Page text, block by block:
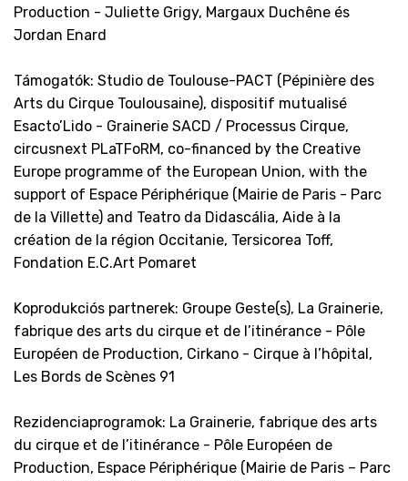
Production - Juliette Grigy, Margaux Duchêne és
Jordan Enard
Támogatók: Studio de Toulouse-PACT (Pépinière des
Arts du Cirque Toulousaine), dispositif mutualisé
Esacto’Lido - Grainerie SACD / Processus Cirque,
circusnext PLaTFoRM, co-financed by the Creative
Europe programme of the European Union, with the
support of Espace Périphérique (Mairie de Paris - Parc
de la Villette) and Teatro da Didascália, Aide à la
création de la région Occitanie, Tersicorea Toff,
Fondation E.C.Art Pomaret
Koprodukciós partnerek: Groupe Geste(s), La Grainerie,
fabrique des arts du cirque et de l’itinérance - Pôle
Européen de Production, Cirkano - Cirque à l’hôpital,
Les Bords de Scènes 91
Rezidenciaprogramok: La Grainerie, fabrique des arts
du cirque et de l’itinérance - Pôle Européen de
Production, Espace Périphérique (Mairie de Paris – Parc